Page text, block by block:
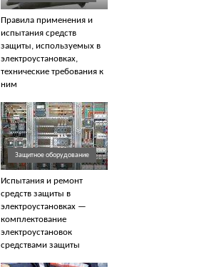
Правила применения и
испытания средств
защиты, используемых в
электроустановках,
технические требования к
ним
Защитное оборудование
Испытания и ремонт
средств защиты в
электроустановках —
комплектование
электроустановок
средствами защиты